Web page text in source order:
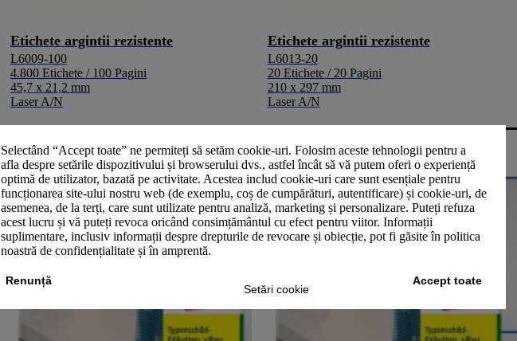
Selectând “Accept toate” ne permiteți să setăm cookie-uri. Folosim aceste tehnologii pentru a
afla despre setările dispozitivului și browserului dvs., astfel încât să vă putem oferi o experiență
optimă de utilizator, bazată pe activitate. Acestea includ cookie-uri care sunt esențiale pentru
funcționarea site-ului nostru web (de exemplu, coș de cumpărături, autentificare) și cookie-uri, de
asemenea, de la terți, care sunt utilizate pentru analiză, marketing și personalizare. Puteți refuza
acest lucru și vă puteți revoca oricând consimțământul cu efect pentru viitor. Informații
suplimentare, inclusiv informații despre drepturile de revocare și obiecție, pot fi găsite în politica
noastră de confidențialitate și în amprentă.
Setări cookie
Renunță Accept toate
Etichete argintii rezistente
L6009-100
4.800 Etichete / 100 Pagini
45,7 x 21,2 mm
Laser A/N
Etichete argintii rezistente
L6013-20
20 Etichete / 20 Pagini
210 x 297 mm
Laser A/N